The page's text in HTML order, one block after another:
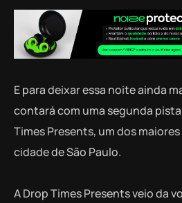
E para deixar essa noite ainda
contará com uma segunda
Times Presents, um dos
cidade de São Paulo.
A Drop Times Presents veio da